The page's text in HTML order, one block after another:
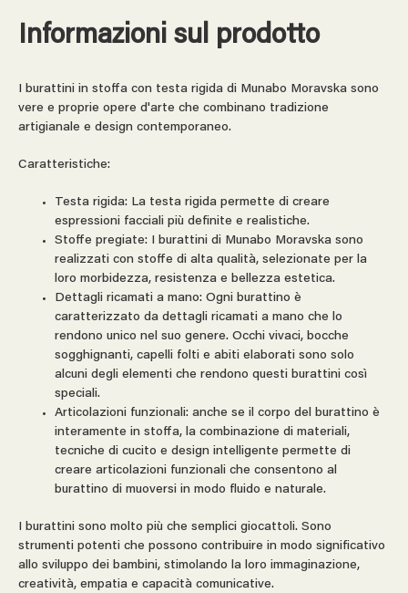
Informazioni sul prodotto
I burattini in stoffa con testa rigida di Munabo Moravska sono
vere e proprie opere d'arte che combinano tradizione
artigianale e design contemporaneo.
Caratteristiche:
Testa rigida: La testa rigida permette di creare
espressioni facciali più definite e realistiche.
Stoffe pregiate: I burattini di Munabo Moravska sono
realizzati con stoffe di alta qualità, selezionate per la
loro morbidezza, resistenza e bellezza estetica.
Dettagli ricamati a mano: Ogni burattino è
caratterizzato da dettagli ricamati a mano che lo
rendono unico nel suo genere. Occhi vivaci, bocche
sogghignanti, capelli folti e abiti elaborati sono solo
alcuni degli elementi che rendono questi burattini così
speciali.
Articolazioni funzionali: anche se il corpo del burattino è
interamente in stoffa, la combinazione di materiali,
tecniche di cucito e design intelligente permette di
creare articolazioni funzionali che consentono al
burattino di muoversi in modo fluido e naturale.
I burattini sono molto più che semplici giocattoli. Sono
strumenti potenti che possono contribuire in modo significativo
allo sviluppo dei bambini, stimolando la loro immaginazione,
creatività, empatia e capacità comunicative.